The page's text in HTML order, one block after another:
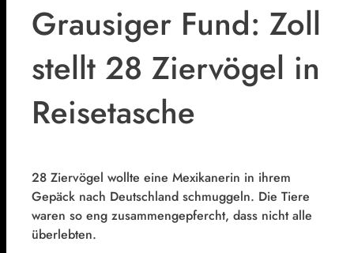
Grausiger Fund: Zoll
stellt 28 Ziervögel in
Reisetasche
28 Ziervögel wollte eine Mexikanerin in ihrem
Gepäck nach Deutschland schmuggeln. Die Tiere
waren so eng zusammengepfercht, dass nicht alle
überlebten.